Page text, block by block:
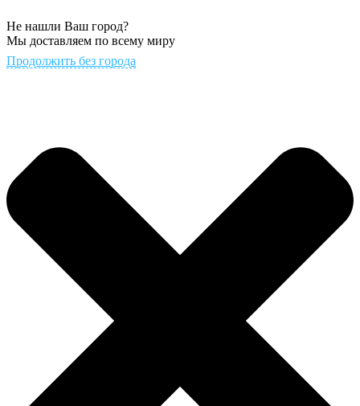
Не нашли Ваш город?
Мы доставляем по всему миру
Продолжить без города